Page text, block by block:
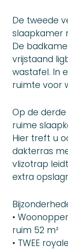
De tweede
slaapkamer
De
vrijstaand
wastafel. In
ruimte voor
Op de
ruime
Hier treft u
dakterras
vlizotrap
extra
•
ruim 52 m²
• TWEE